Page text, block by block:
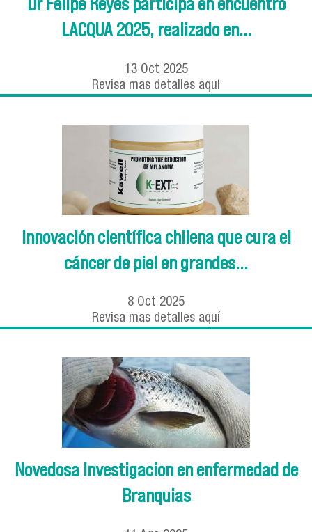
LACQUA 2025, realizado en...
13 Oct 2025
Revisa mas detalles aquí
Innovación científica chilena que cura el
cáncer de piel en grandes...
8 Oct 2025
Revisa mas detalles aquí
Novedosa Investigacion en enfermedad de
Branquias